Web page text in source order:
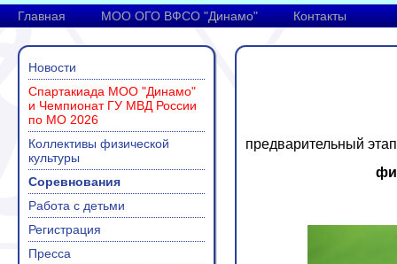
Главная МОО ОГО ВФСО "Динамо" Контакты
Новости
Спартакиада МОО "Динамо"
и Чемпионат ГУ МВД России
по МО 2026
Коллективы физической
культуры
Соревнования
Работа с детьми
Регистрация
Пресса
предварительный